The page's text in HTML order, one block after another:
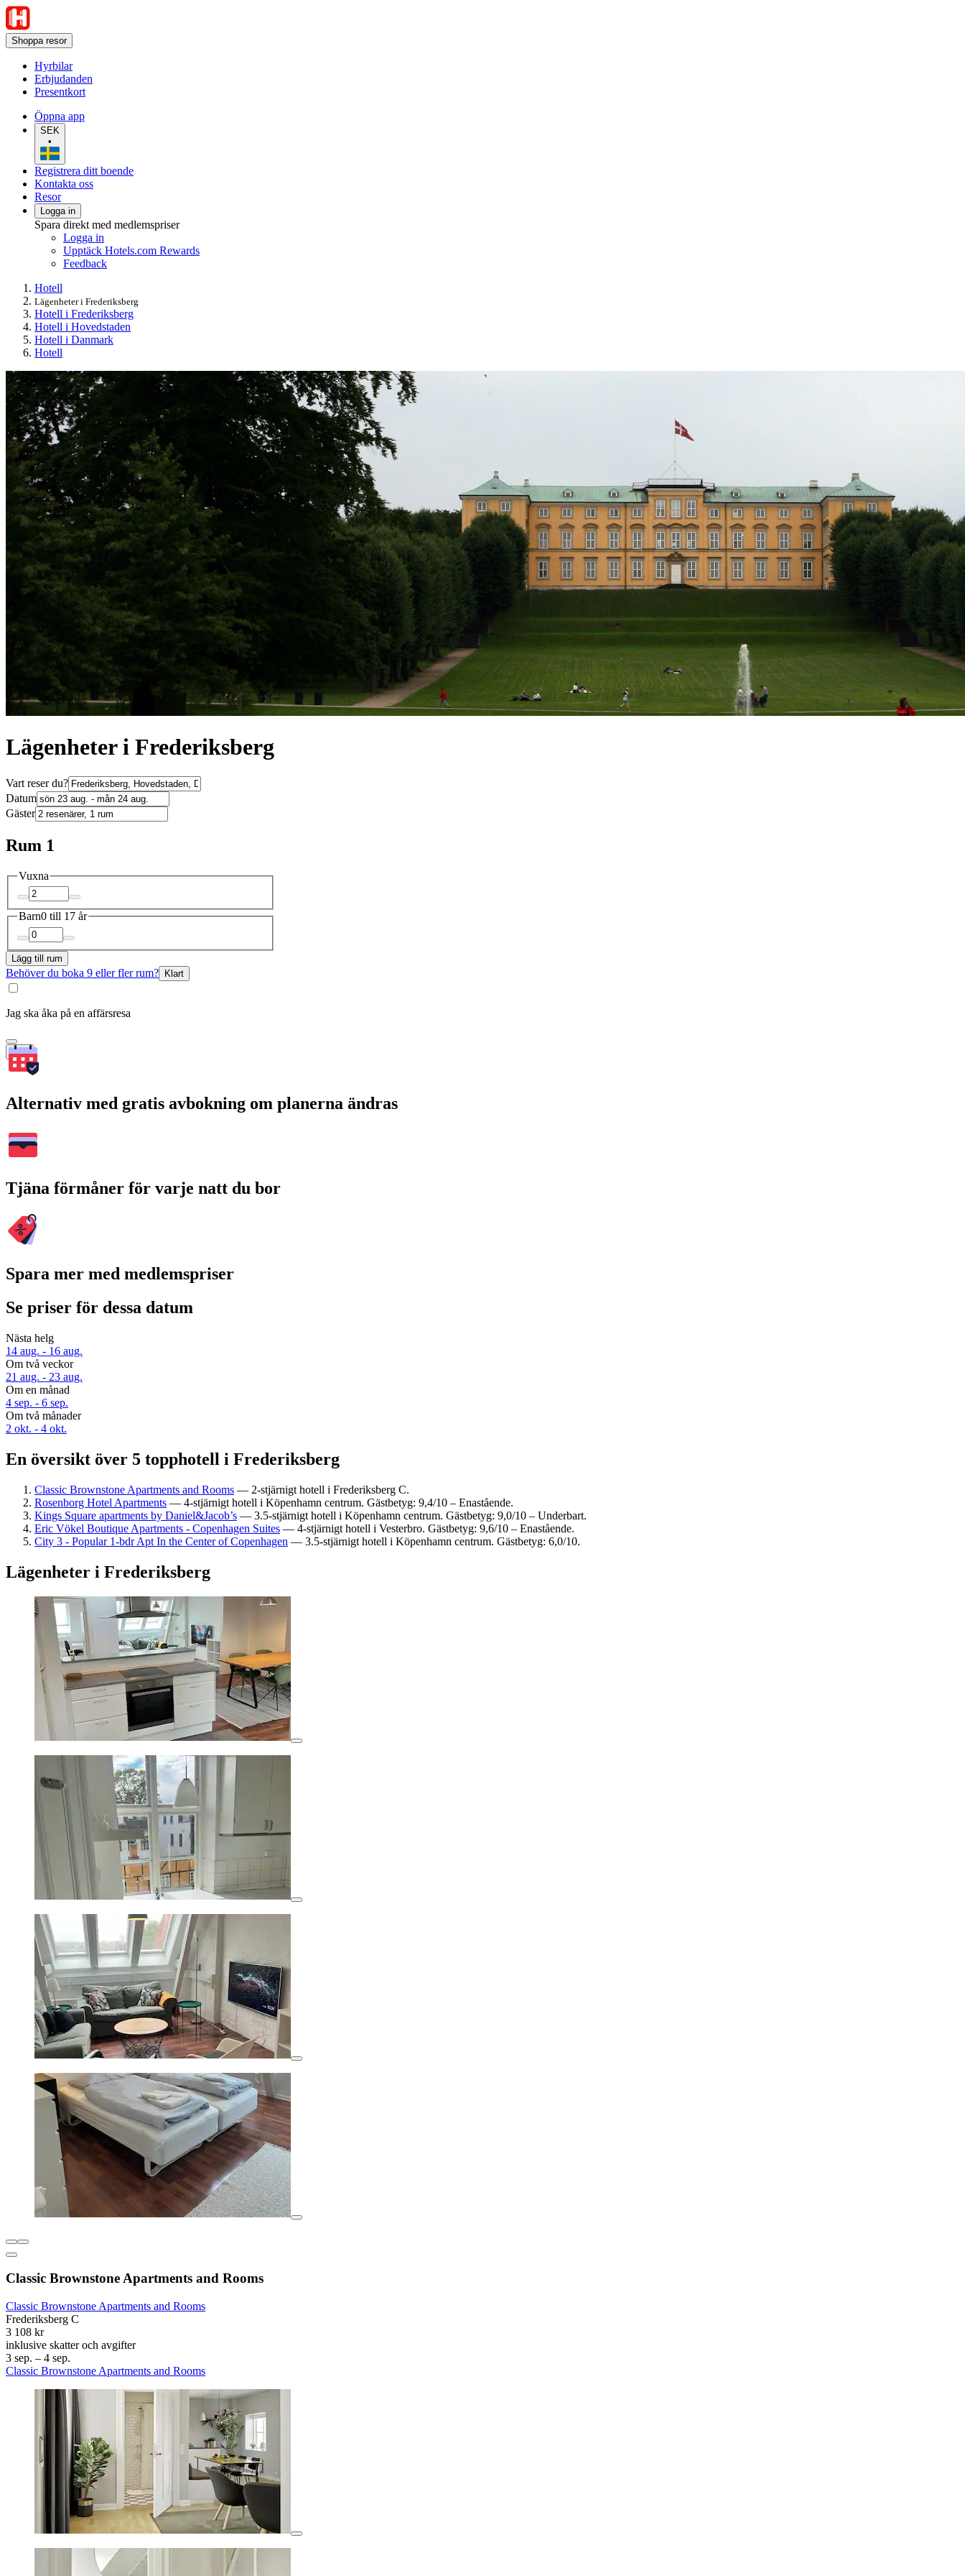
Shoppa resor
Hyrbilar
Erbjudanden
Presentkort
Öppna app
SEK
•
Registrera ditt boende
Kontakta oss
Resor
Logga in
Spara direkt med medlemspriser
Logga in
Upptäck Hotels.com Rewards
Feedback
Hotell
Lägenheter i Frederiksberg
Hotell i Frederiksberg
Hotell i Hovedstaden
Hotell i Danmark
Hotell
Lägenheter i Frederiksberg
Vart reser du?
Datum
Gäster
Rum 1
Vuxna
Barn0 till 17 år
Lägg till rum
Behöver du boka 9 eller fler rum? Klart
Jag ska åka på en affärsresa
Sök
Alternativ med gratis avbokning om planerna ändras
Tjäna förmåner för varje natt du bor
Spara mer med medlemspriser
Se priser för dessa datum
Nästa helg
14 aug. - 16 aug.
Om två veckor
21 aug. - 23 aug.
Om en månad
4 sep. - 6 sep.
Om två månader
2 okt. - 4 okt.
En översikt över 5 topphotell i Frederiksberg
Classic Brownstone Apartments and Rooms — 2-stjärnigt hotell i Frederiksberg C.
Rosenborg Hotel Apartments — 4-stjärnigt hotell i Köpenhamn centrum. Gästbetyg: 9,4/10 – Enastående.
Kings Square apartments by Daniel&Jacob’s — 3.5-stjärnigt hotell i Köpenhamn centrum. Gästbetyg: 9,0/10 – Underbart.
Eric Vökel Boutique Apartments - Copenhagen Suites — 4-stjärnigt hotell i Vesterbro. Gästbetyg: 9,6/10 – Enastående.
City 3 - Popular 1-bdr Apt In the Center of Copenhagen — 3.5-stjärnigt hotell i Köpenhamn centrum. Gästbetyg: 6,0/10.
Lägenheter i Frederiksberg
Classic Brownstone Apartments and Rooms
Classic Brownstone Apartments and Rooms
Frederiksberg C
3 108 kr
inklusive skatter och avgifter
3 sep. – 4 sep.
Classic Brownstone Apartments and Rooms